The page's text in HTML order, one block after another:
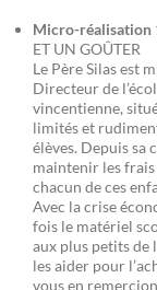
Micro-réalisation
ET UN GOÛTER
Le Père Silas est
Directeur de
vincentienne,
limités et
élèves. Depuis sa
maintenir les
chacun de ces
Avec la crise
fois le matériel
aux plus petits de
les aider pour
vous en